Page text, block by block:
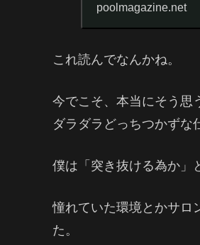
poolmagazine.net
これ読んでなんかね。
今でこそ、本当にそう思
ダラダラどっちつかずな
僕は「突き抜ける為か」
憧れていた環境とかサロ
た。